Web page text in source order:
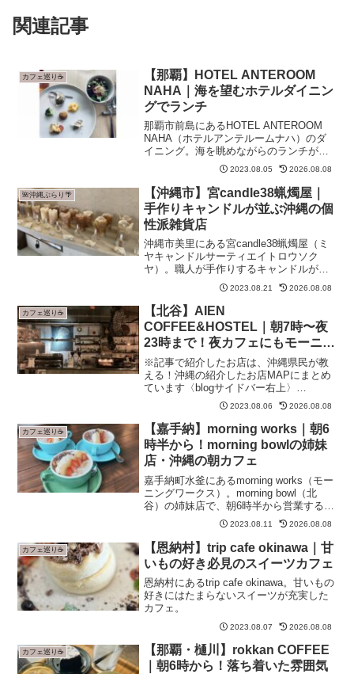
関連記事
カフェ巡り☕
【那覇】HOTEL ANTEROOM
NAHA｜海を望むホテルダイニン
グでランチ
那覇市前島にあるHOTEL ANTEROOM
NAHA（ホテルアンテルームナハ）のダ
イニング。海を眺めながらのランチが楽
しめるホテルレストランで、ランチ・モ
ーニング・ディナーと幅広く対応してい
ます。
2023.08.05 2026.08.08
🌺沖縄ぶらり🌴
【沖縄市】宮candle38蝋燭屋｜
手作りキャンドルが並ぶ沖縄の個
性派雑貨店
沖縄市美里にある宮candle38蝋燭屋（ミ
ヤキャンドルサーティエイトロウソク
ヤ）。職人が手作りするキャンドルが並
ぶ沖縄でも珍しい雑貨店です。
2023.08.21 2026.08.08
カフェ巡り☕
【北谷】AIEN
COFFEE&HOSTEL｜朝7時〜夜
23時まで！夜カフェにもモーニン
グにもおすすめの隠れ家カフェ
※記事で紹介したお店は、沖縄県民が教
える！沖縄の紹介したお店MAPにまとめ
ています〈blogサイドバー右上〉
TAP◀︎◁夜カフェが好きで、北谷をふら
りと歩いていた時に出会ったAIEN
COFFEE&HOSTEL（アイエン コーヒー
アンド ReadMore...
2023.08.06 2026.08.08
カフェ巡り☕
【嘉手納】morning works｜朝6
時半から！morning bowlの姉妹
店・沖縄の朝カフェ
嘉手納町水釜にあるmorning works（モー
ニングワークス）。morning bowl（北
谷）の姉妹店で、朝6時半から営業する早
起きさんに嬉しいモーニングカフェ。地
元民に人気のリアルな沖縄の朝カフェで
す。
2023.08.11 2026.08.08
カフェ巡り☕
【恩納村】trip cafe okinawa｜甘
いもの好き必見のスイーツカフェ
恩納村にあるtrip cafe okinawa。甘いもの
好きにはたまらないスイーツが充実した
カフェ。
2023.08.07 2026.08.08
カフェ巡り☕
【那覇・樋川】rokkan COFFEE
｜朝6時から！落ち着いた雰囲気